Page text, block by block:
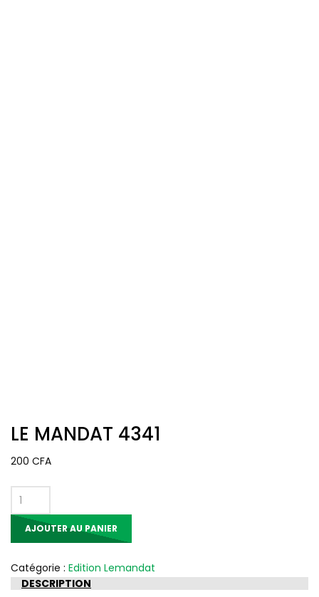
LE MANDAT 4341
200 CFA
quantité
de
4341
AJOUTER AU PANIER
Catégorie : Edition Lemandat
DESCRIPTION